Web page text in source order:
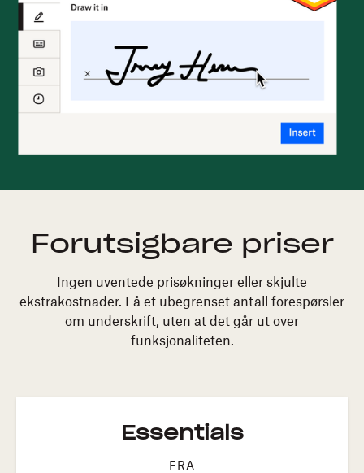
Forutsigbare priser
Ingen uventede prisøkninger eller skjulte
ekstrakostnader. Få et ubegrenset antall forespørsler
om underskrift, uten at det går ut over
funksjonaliteten.
Essentials
FRA